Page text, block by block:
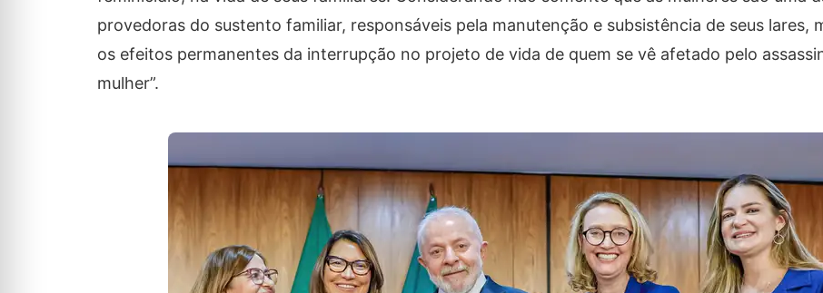
provedoras do sustento familiar, responsáveis pela manutenção e subsistência de seus lares,
os efeitos permanentes da interrupção no projeto de vida de quem se vê afetado pelo
mulher”.